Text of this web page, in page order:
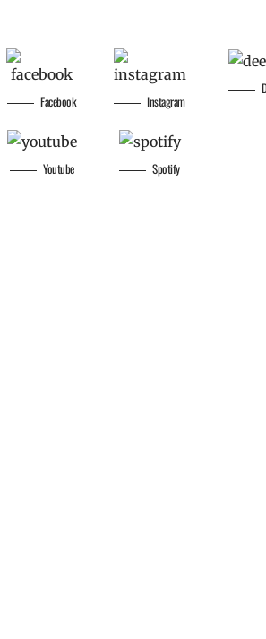
Facebook
Youtube
Instagram
Spotify